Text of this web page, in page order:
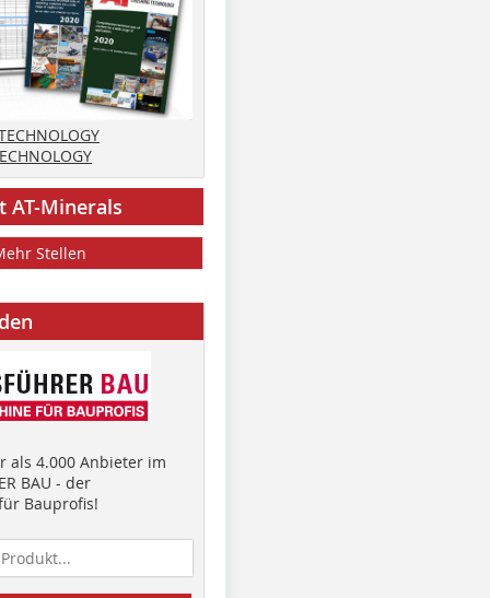
AT-Minerals
Stellen
als 4.000 Anbieter im
BAU - der
Bauprofis!